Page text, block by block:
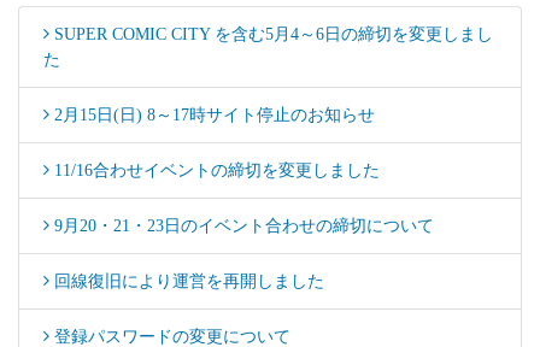
SUPER COMIC CITY を含む5月4～6日の締切を変更しまし
た
2月15日(日) 8～17時サイト停止のお知らせ
11/16合わせイベントの締切を変更しました
9月20・21・23日のイベント合わせの締切について
回線復旧により運営を再開しました
登録パスワードの変更について